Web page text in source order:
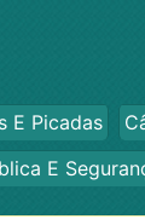
E Picadas
E